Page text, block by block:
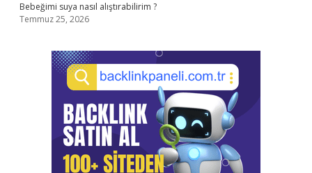
Bebeğimi suya nasıl alıştırabilirim ?
Temmuz 25, 2026